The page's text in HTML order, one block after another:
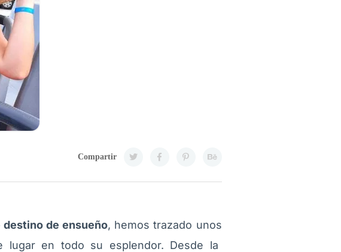
Compartir
destino de ensueño, hemos trazado unos
lugar en todo su esplendor. Desde la